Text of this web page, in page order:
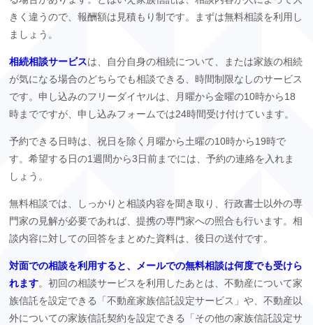
きく違うので、報酬額は見積もり制です。まずは無料相談を利用し
ましょう。
相続相談サービスは、自分自身の相続について、または家族の相続
が気になる場合のどちらでも相談できる、時間制限なしのサービス
です。申し込みのフリーダイヤルは、月曜から金曜の10時から18
時までですが、申し込みフォームでは24時間受け付けています。
予約できる日時は、祝日を除く月曜から土曜の10時から19時で
す。希望する日の1週間から3日前までには、予約の連絡を入れま
しょう。
無料相談では、しっかりと相談内容を聞き取り、行政書士以外の専
門家の見解が必要であれば、提携の専門家への照合も行います。相
談内容に対しての回答をまとめた資料は、後日の送付です。
対面での相談を利用すると、メールでの無料相談は何度でも受けら
れます。初回の相談サービスを利用したあとは、不動産について家
族信託を設定できる「不動産家族信託設定サービス」や、不動産以
外についての家族信託契約を設定できる「その他の家族信託設定サ